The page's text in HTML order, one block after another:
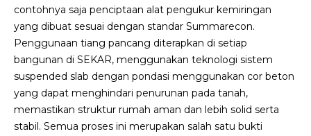
contohnya saja penciptaan alat pengukur kemiringan
yang dibuat sesuai dengan standar Summarecon.
Penggunaan tiang pancang diterapkan di setiap
bangunan di SEKAR, menggunakan teknologi sistem
suspended slab dengan pondasi menggunakan cor beton
yang dapat menghindari penurunan pada tanah,
memastikan struktur rumah aman dan lebih solid serta
stabil. Semua proses ini merupakan salah satu bukti